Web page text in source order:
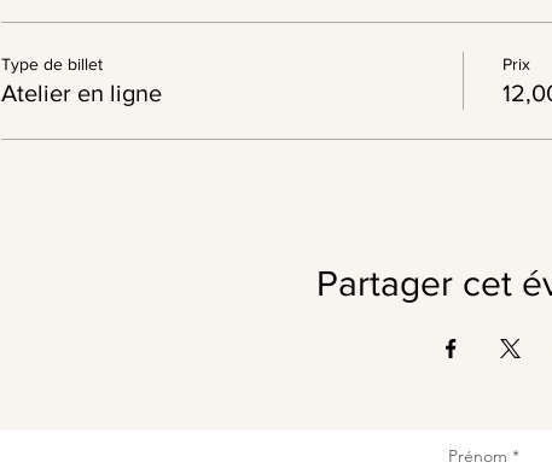
Type de billet
Atelier en ligne
Prix
Partager cet
Prénom